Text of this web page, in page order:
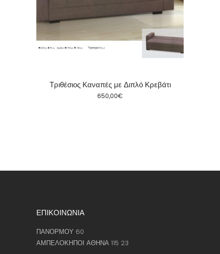
Τριθέσιος Καναπές με Διπλό Κρεβάτι
650,00€
ΕΠΙΚΟΙΝΩΝΙΑ
ΠΑΝΟΡΜΟΥ 60
ΑΜΠΕΛΟΚΗΠΟΙ ΑΘΗΝΑ 115 23